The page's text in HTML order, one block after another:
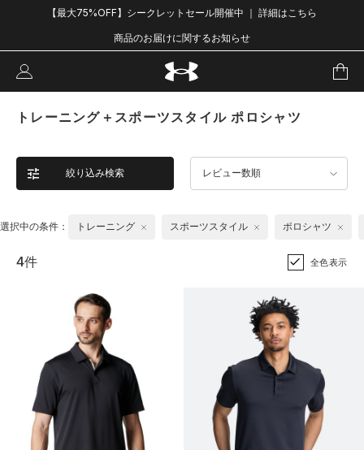
【最大75%OFF】シークレットセール開催中 ｜ 詳細はこちら
商品のお届けに関するお知らせ
トレーニング＋スポーツスタイル ポロシャツ
絞り込み検索 レビュー数順
選択中の条件： トレーニング スポーツスタイル ポロシャツ
4件 全色表示